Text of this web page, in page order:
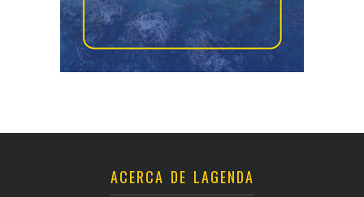
ACERCA DE LAGENDA